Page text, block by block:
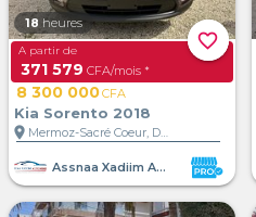
favorite_border
18 heures
A partir de
371 579 CFA/mois *
8 300 000CFA
Kia Sorento 2018
location_on
Mermoz-Sacré Coeur, Dakar, Sénégal
Assnaa Xadiim Automobile